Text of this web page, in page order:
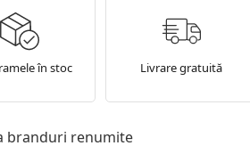
în stoc Livrare gratuită
branduri renumite